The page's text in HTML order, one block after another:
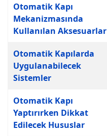
Otomatik Kapı
Mekanizmasında
Kullanılan Aksesuarlar
Otomatik Kapılarda
Uygulanabilecek
Sistemler
Otomatik Kapı
Yaptırırken Dikkat
Edilecek Hususlar